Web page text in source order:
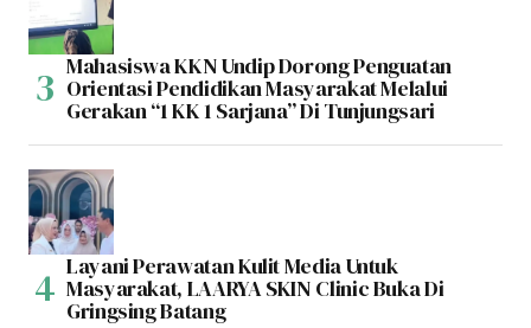
Mahasiswa KKN Undip Dorong Penguatan
Orientasi Pendidikan Masyarakat Melalui
Gerakan “1 KK 1 Sarjana” Di Tunjungsari
Layani Perawatan Kulit Media Untuk
Masyarakat, LAARYA SKIN Clinic Buka Di
Gringsing Batang